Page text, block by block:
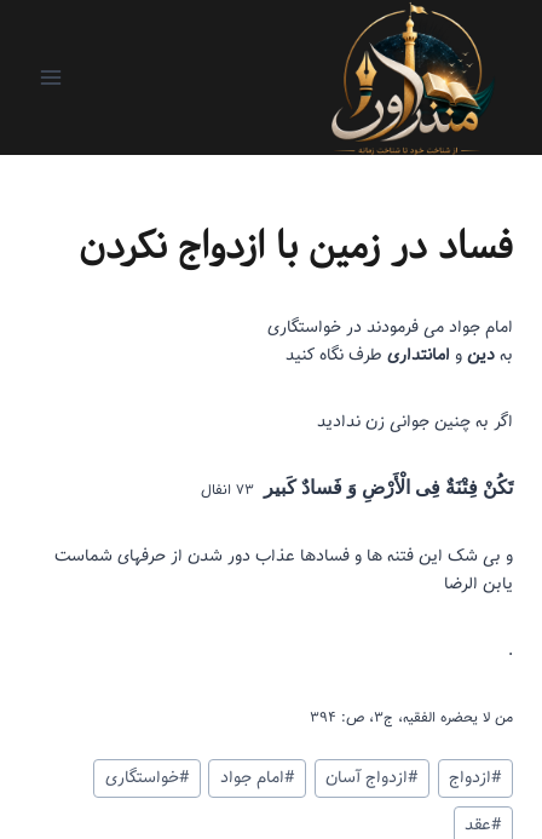
فساد در زمین با ازدواج نکردن
امام جواد می فرمودند در خواستگاری
بهدینو امانتداری طرف نگاه کنید
اگر به چنین جوانی زن ندادید
تَکُنْ فِتْنَةٌ فِی الْأَرْضِ وَ فَسادٌ کَبیر ۷۳ انفال
و بی شک این فتنه ها و فسادها عذاب دور شدن از حرفهای شماست
یابن الرضا
.
من لا یحضره الفقیه، ج‏۳، ص: ۳۹۴
#ازدواج #ازدواج آسان #امام جواد #خواستگاری
#عقد